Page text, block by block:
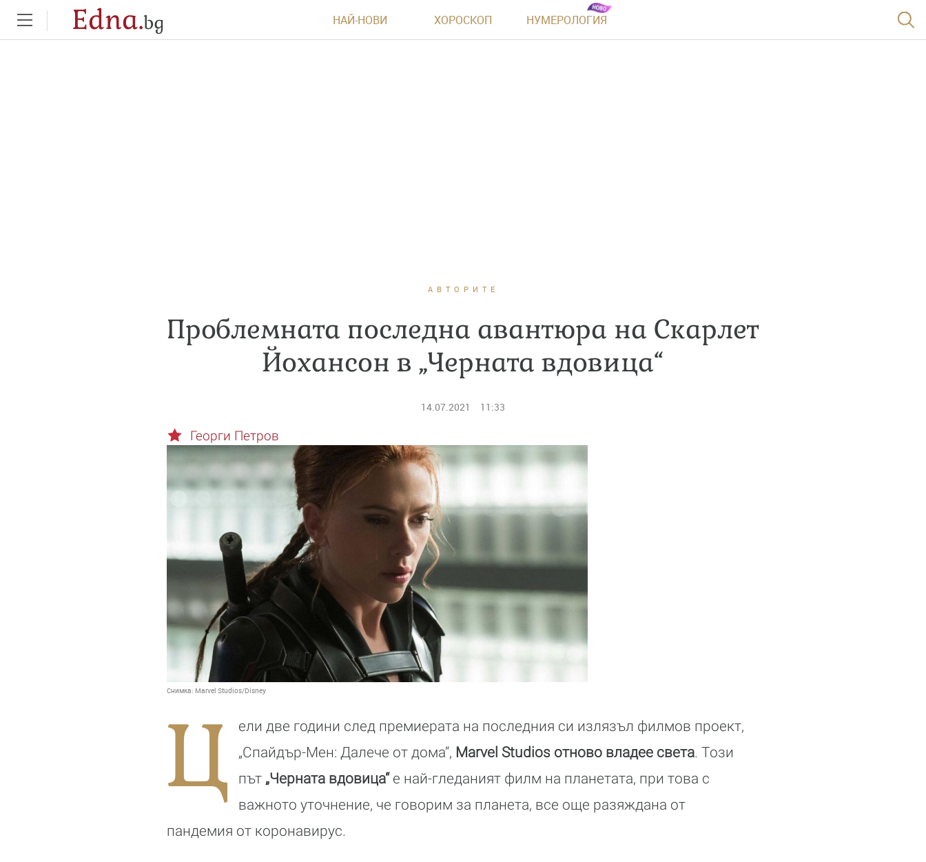
Edna.bg НАЙ-НОВИ ХОРОСКОП НУМЕРОЛОГИЯ
АВТОРИТЕ
Проблемната последна авантюра на Скарлет
Йохансон в „Черната вдовица“
14.07.2021 11:33
Снимка: Marvel Studios/Disney
Георги Петров
Ц
ели две години след премиерата на последния си излязъл филмов проект,
„Спайдър-Мен: Далече от дома“, Marvel Studios отново владее света. Този
път „Черната вдовица“е най-гледаният филм на планетата, при това с
важното уточнение, че говорим за планета, все още разяждана от
пандемия от коронавирус.